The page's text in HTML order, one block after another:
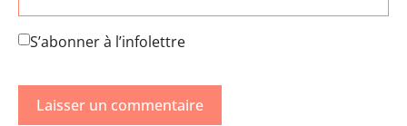
S’abonner à l’infolettre